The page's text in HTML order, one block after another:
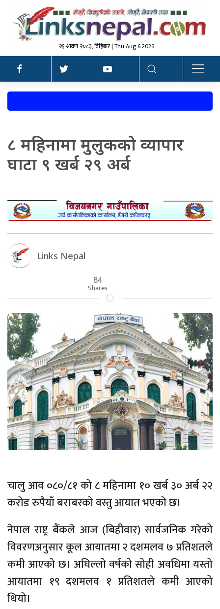
२१ श्रावण २०८३, बिहिबार | Thu Aug 6 2026
८ महिनामा मुलुकको व्यापार
घाटा ९ खर्ब २९ अर्ब
Links Nepal
84
Shares
चालु आव ०८०/८१ को ८ महिनामा १० खर्ब ३० अर्ब २२
करोड रुपैयाँ बराबरको वस्तु आयात भएको छ।
नेपाल राष्ट्र बैंकले आज (बिहीवार) सार्वजनिक गरेको
विवरणअनुसार कूल आयातमा २ दशमलव ७ प्रतिशतले
कमी आएको छ। अघिल्लो वर्षको सोही अवधिमा यस्तो
आयातमा १९ दशमलव १ प्रतिशतले कमी आएको
थियो।